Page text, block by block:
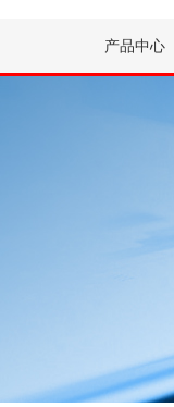
产品中心